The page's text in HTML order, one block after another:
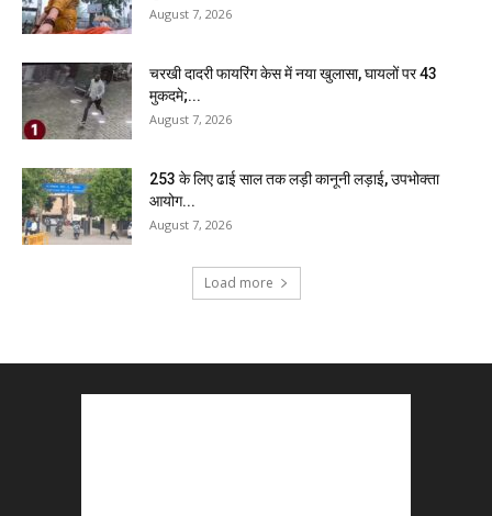
August 7, 2026
चरखी दादरी फायरिंग केस में नया खुलासा, घायलों पर 43
मुकदमे;...
August 7, 2026
₹253 के लिए ढाई साल तक लड़ी कानूनी लड़ाई, उपभोक्ता
आयोग...
August 7, 2026
Load more